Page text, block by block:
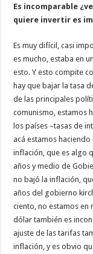
Es incomparable
quiere invertir es
Es muy difícil, casi
es mucho, estaba en
esto. Y esto compite
hay que bajar la tasa
de las principales
comunismo, estamos
los países –tasas de
acá estamos
inflación, que es algo
años y medio de
no bajó la inflación,
años del gobierno
ciento, no estamos en
dólar también es
ajuste de las tarifas
inflación, y es obvio